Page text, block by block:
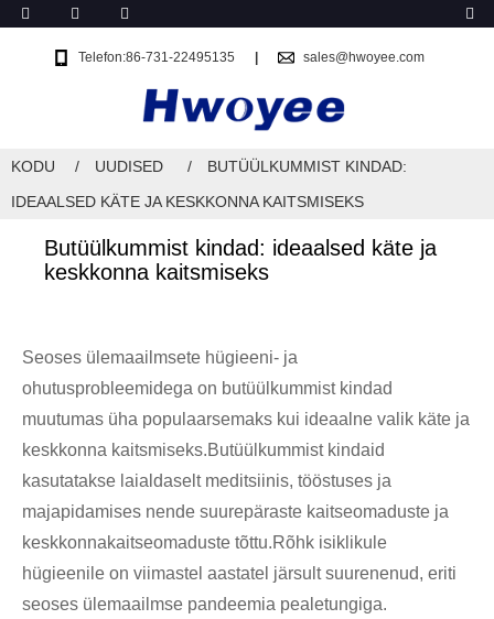
Telefon:86-731-22495135 sales@hwoyee.com
KODU UUDISED
BUTÜÜLKUMMIST KINDAD:
IDEAALSED KÄTE JA KESKKONNA KAITSMISEKS
Butüülkummist kindad: ideaalsed käte ja
keskkonna kaitsmiseks
Seoses ülemaailmsete hügieeni- ja
ohutusprobleemidega on butüülkummist kindad
muutumas üha populaarsemaks kui ideaalne valik käte ja
keskkonna kaitsmiseks.Butüülkummist kindaid
kasutatakse laialdaselt meditsiinis, tööstuses ja
majapidamises nende suurepäraste kaitseomaduste ja
keskkonnakaitseomaduste tõttu.Rõhk isiklikule
hügieenile on viimastel aastatel järsult suurenenud, eriti
seoses ülemaailmse pandeemia pealetungiga.